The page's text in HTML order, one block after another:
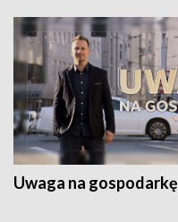
Uwaga na gospodarkę